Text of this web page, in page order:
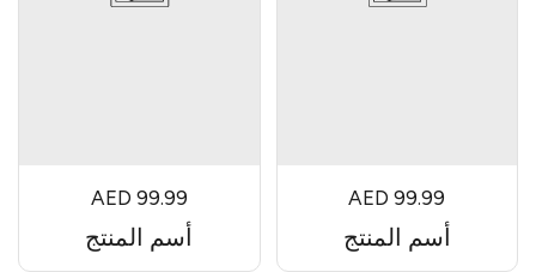
AED 99.99
أسم المنتج
AED 99.99
أسم المنتج